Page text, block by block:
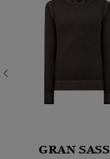
GRAN